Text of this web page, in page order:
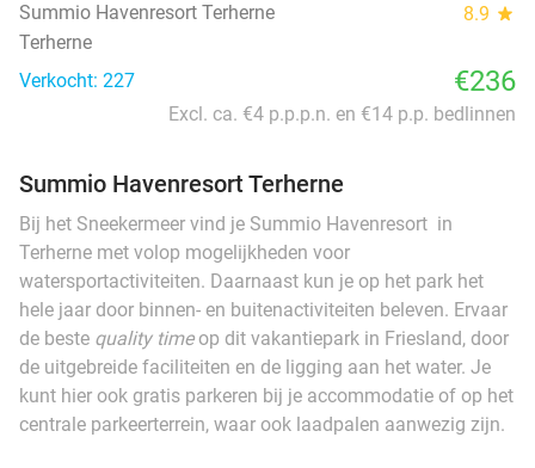
Summio Havenresort Terherne 8.9 star
Terherne
Verkocht: 227
€236
Excl. ca. €4 p.p.p.n. en €14 p.p. bedlinnen
Summio Havenresort Terherne
Bij het Sneekermeer vind je Summio Havenresort in
Terherne met volop mogelijkheden voor
watersportactiviteiten. Daarnaast kun je op het park het
hele jaar door binnen- en buitenactiviteiten beleven. Ervaar
de beste quality timeop dit vakantiepark in Friesland, door
de uitgebreide faciliteiten en de ligging aan het water. Je
kunt hier ook gratis parkeren bij je accommodatie of op het
centrale parkeerterrein, waar ook laadpalen aanwezig zijn.